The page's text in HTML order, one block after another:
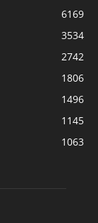
6169
3534
2742
1806
1496
1145
1063